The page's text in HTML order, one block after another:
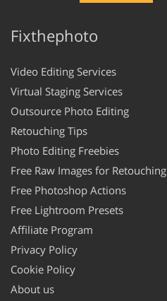
Fixthephoto
Video Editing Services
Virtual Staging Services
Outsource Photo Editing
Retouching Tips
Photo Editing Freebies
Free Raw Images for Retouching
Free Photoshop Actions
Free Lightroom Presets
Affiliate Program
Privacy Policy
Cookie Policy
About us